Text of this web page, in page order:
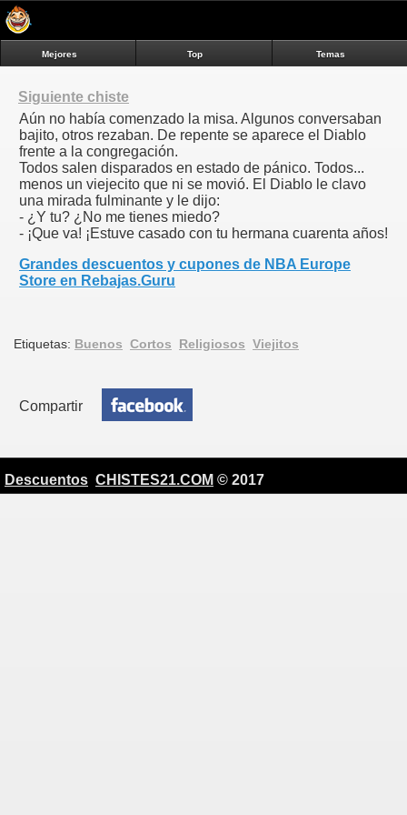
Mejores Top Temas
Siguiente chiste
Aún no había comenzado la misa. Algunos conversaban
bajito, otros rezaban. De repente se aparece el Diablo
frente a la congregación.
Todos salen disparados en estado de pánico. Todos...
menos un viejecito que ni se movió. El Diablo le clavo
una mirada fulminante y le dijo:
- ¿Y tu? ¿No me tienes miedo?
- ¡Que va! ¡Estuve casado con tu hermana cuarenta años!
Grandes descuentos y cupones de NBA Europe
Store en Rebajas.Guru
Etiquetas: Buenos Cortos Religiosos Viejitos
Compartir
Descuentos CHISTES21.COM © 2017